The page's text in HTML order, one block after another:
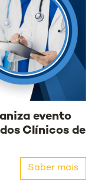
evento
Clínicos de
Saber mais